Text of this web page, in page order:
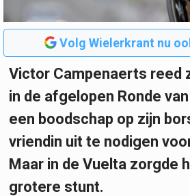
Volg Wielerkrant nu
Victor Campenaerts reed
in de afgelopen Ronde
een boodschap op zijn
vriendin uit te nodigen
Maar in de Vuelta zorgde
grotere stunt.